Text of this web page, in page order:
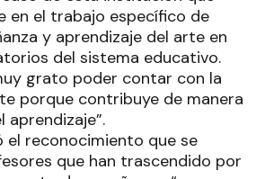
en el trabajo específico de
y aprendizaje del arte en
del sistema educativo.
grato poder contar con la
porque contribuye de manera
aprendizaje”.
el reconocimiento que se
que han trascendido por